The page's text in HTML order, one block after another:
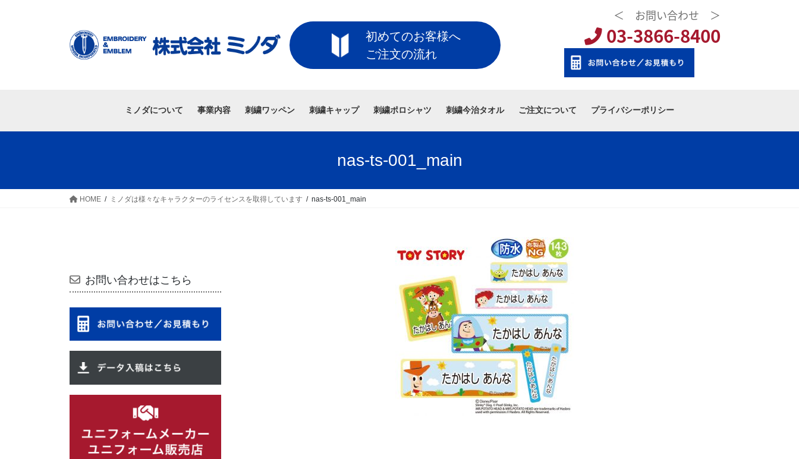
初めてのお客様へ
ご注文の流れ
＜ お問い合わせ ＞
03-3866-8400
ミノダについて 事業内容 刺繍ワッペン 刺繍キャップ 刺繍ポロシャツ 刺繍今治タオル ご注文について プライバシーポリシー
nas-ts-001_main
HOME ミノダは様々なキャラクターのライセンスを取得しています nas-ts-001_main
お問い合わせはこちら